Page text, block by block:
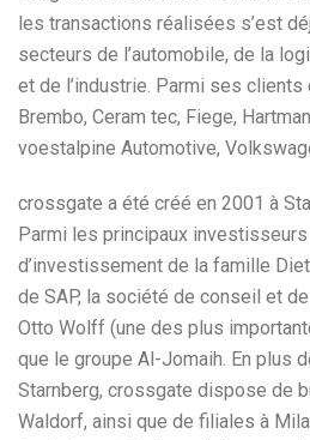
les transactions réalisées s’est
secteurs de l’automobile, de la
et de l’industrie. Parmi ses clients
Brembo, Ceram tec, Fiege,
voestalpine Automotive,
crossgate a été créé en 2001 à
Parmi les principaux
d’investissement de la famille
de SAP, la société de conseil et
Otto Wolff (une des plus
que le groupe Al-Jomaih. En plus
Starnberg, crossgate dispose de
Waldorf, ainsi que de filiales à